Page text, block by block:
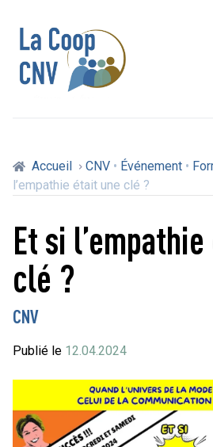
Accueil CNV • Événement •
l’empathie était une clé ?
Et si
clé ?
CNV
Publié le 12.04.2024